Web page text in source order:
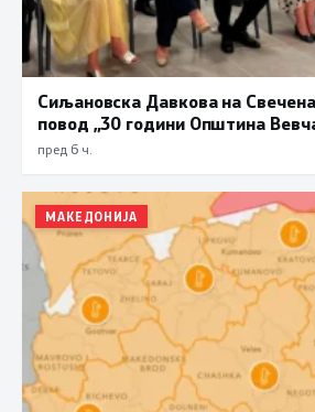
Сиљановска Давкова на
повод „30 години Општина
пред 6 ч.
МАКЕДОНИЈА